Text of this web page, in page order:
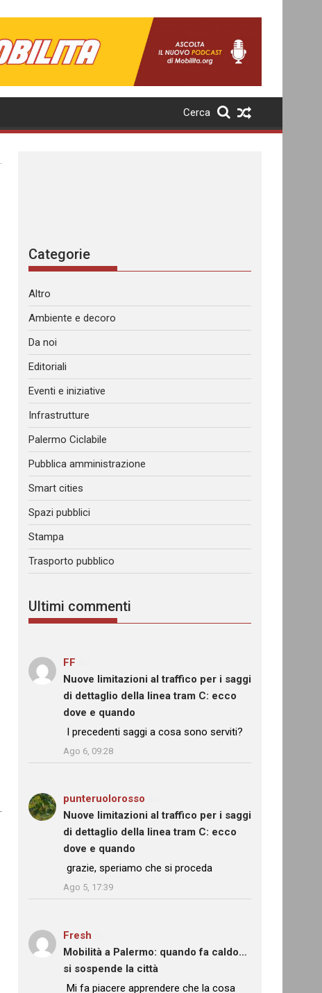
Cerca
Categorie
Altro
Ambiente e decoro
Da noi
Editoriali
Eventi e iniziative
Infrastrutture
Palermo Ciclabile
Pubblica amministrazione
Smart cities
Spazi pubblici
Stampa
Trasporto pubblico
Ultimi commenti
FF
Nuove limitazioni al traffico per i saggi
di dettaglio della linea tram C: ecco
dove e quando
: “I precedenti saggi a cosa sono serviti?
Ago 6, 09:28
punteruolorosso
Nuove limitazioni al traffico per i saggi
di dettaglio della linea tram C: ecco
dove e quando
: “
grazie, speriamo che si proceda
Ago 5, 17:39
Fresh
Mobilità a Palermo: quando fa caldo…
si sospende la città
: “
Mi fa piacere apprendere che la cosa